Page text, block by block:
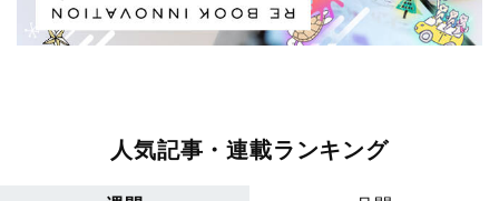
人気記事・連載ランキング